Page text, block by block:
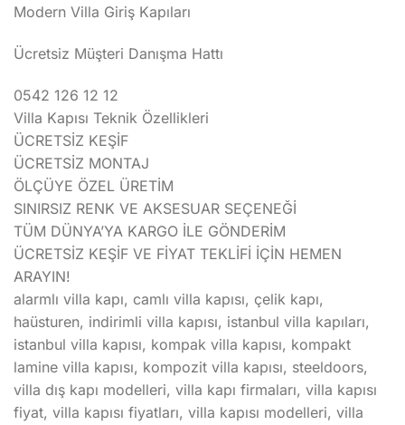
Modern Villa Giriş Kapıları
Ücretsiz Müşteri Danışma Hattı
0542 126 12 12
Villa Kapısı Teknik Özellikleri
ÜCRETSİZ KEŞİF
ÜCRETSİZ MONTAJ
ÖLÇÜYE ÖZEL ÜRETİM
SINIRSIZ RENK VE AKSESUAR SEÇENEĞİ
TÜM DÜNYA’YA KARGO İLE GÖNDERİM
ÜCRETSİZ KEŞİF VE FİYAT TEKLİFİ İÇİN HEMEN
ARAYIN!
alarmlı villa kapı, camlı villa kapısı, çelik kapı,
haüsturen, indirimli villa kapısı, istanbul villa kapıları,
istanbul villa kapısı, kompak villa kapısı, kompakt
lamine villa kapısı, kompozit villa kapısı, steeldoors,
villa dış kapı modelleri, villa kapı firmaları, villa kapısı
fiyat, villa kapısı fiyatları, villa kapısı modelleri, villa